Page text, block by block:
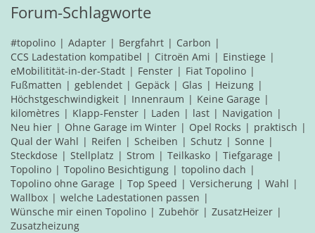
Forum-Schlagworte
#topolino Adapter Bergfahrt
Carbon
CCS Ladestation kompatibel
Citroën Ami
Einstiege
eMobilitität-in-der-Stadt
Fenster
Fiat Topolino
Fußmatten
geblendet Gepäck Glas
Heizung
Höchstgeschwindigkeit
Innenraum
Keine Garage
kilomètres
Klapp-Fenster Laden last
Navigation
Neu hier
Ohne Garage im Winter Opel Rocks
praktisch
Qual der Wahl
Reifen Scheiben Schutz
Sonne
Steckdose
Stellplatz Strom Teilkasko
Tiefgarage
Topolino
Topolino Besichtigung
topolino dach
Topolino ohne Garage
Top Speed Versicherung
Wahl
Wallbox
welche Ladestationen passen
Wünsche mir einen Topolino
Zubehör
ZusatzHeizer
Zusatzheizung